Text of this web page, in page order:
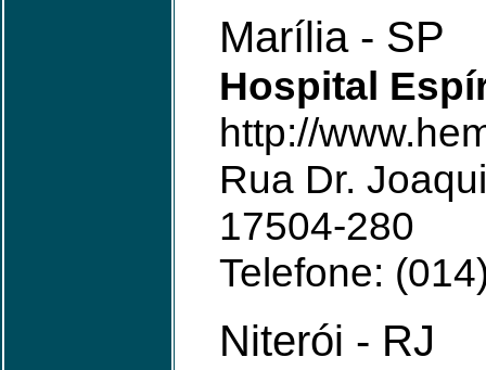
Marília - SP
Hospital
http://
Rua Dr.
17504-280
Telefone:
Niterói - RJ